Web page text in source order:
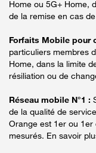
Home ou 5G+ Home,
de la remise en cas
Forfaits Mobile pour
particuliers membres
Home, dans la limite
résiliation ou de
Réseau mobile N°1 :
de la qualité de
Orange est 1er ou
mesurés. En savoir